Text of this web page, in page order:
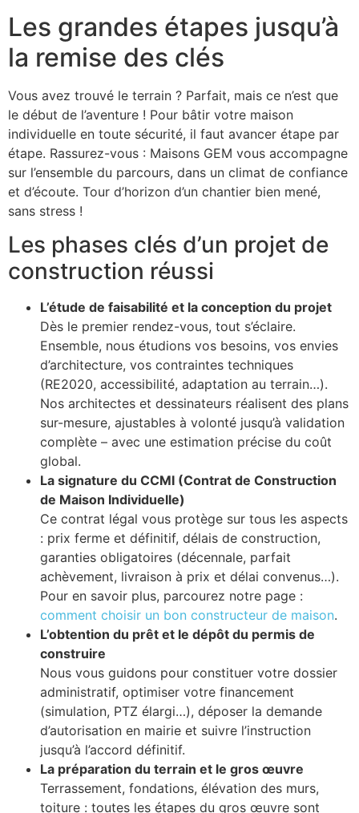
Les grandes étapes jusqu’à
la remise des clés
Vous avez trouvé le terrain ? Parfait, mais ce n’est que
le début de l’aventure ! Pour bâtir votre maison
individuelle en toute sécurité, il faut avancer étape par
étape. Rassurez-vous : Maisons GEM vous accompagne
sur l’ensemble du parcours, dans un climat de confiance
et d’écoute. Tour d’horizon d’un chantier bien mené,
sans stress !
Les phases clés d’un projet de
construction réussi
L’étude de faisabilité et la conception du projet
Dès le premier rendez-vous, tout s’éclaire.
Ensemble, nous étudions vos besoins, vos envies
d’architecture, vos contraintes techniques
(RE2020, accessibilité, adaptation au terrain…).
Nos architectes et dessinateurs réalisent des plans
sur-mesure, ajustables à volonté jusqu’à validation
complète – avec une estimation précise du coût
global.
La signature du CCMI (Contrat de Construction
de Maison Individuelle)
Ce contrat légal vous protège sur tous les aspects
: prix ferme et définitif, délais de construction,
garanties obligatoires (décennale, parfait
achèvement, livraison à prix et délai convenus…).
Pour en savoir plus, parcourez notre page :
comment choisir un bon constructeur de maison.
L’obtention du prêt et le dépôt du permis de
construire
Nous vous guidons pour constituer votre dossier
administratif, optimiser votre financement
(simulation, PTZ élargi…), déposer la demande
d’autorisation en mairie et suivre l’instruction
jusqu’à l’accord définitif.
La préparation du terrain et le gros œuvre
Terrassement, fondations, élévation des murs,
toiture : toutes les étapes du gros œuvre sont